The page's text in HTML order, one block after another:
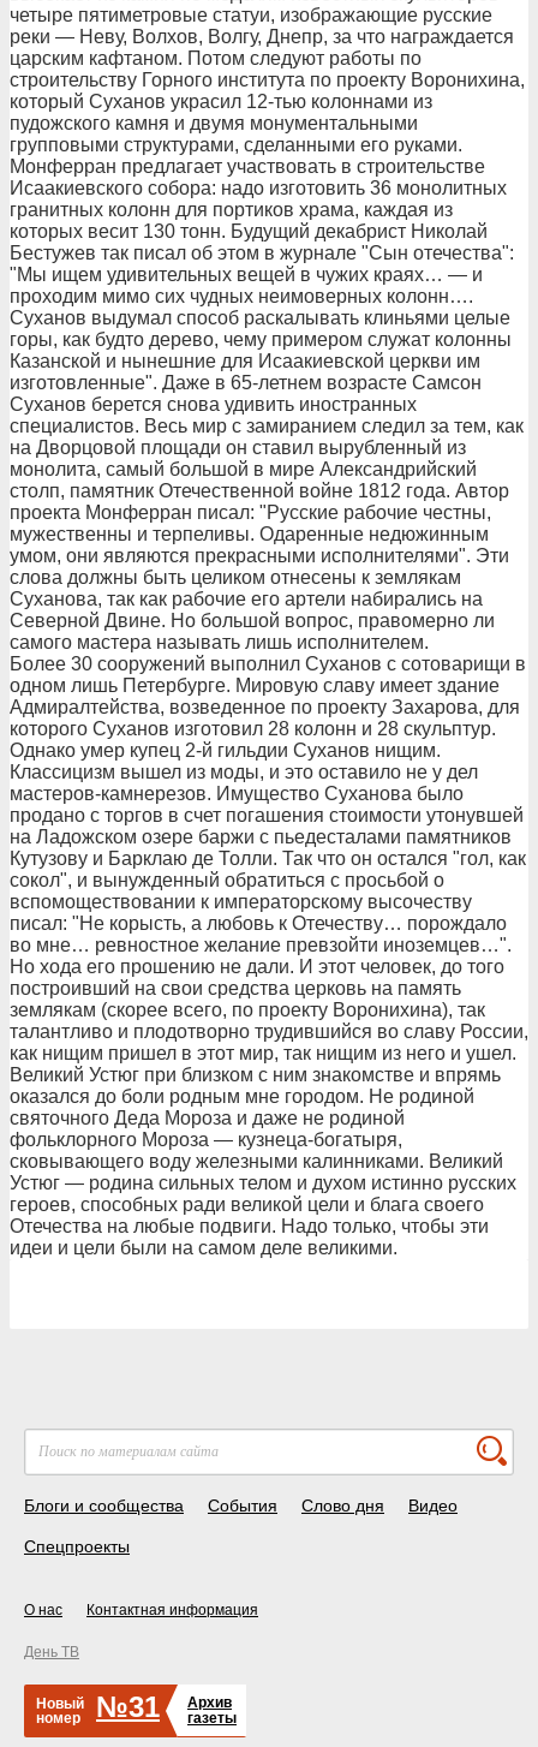
четыре пятиметровые статуи, изображающие русские
реки — Неву, Волхов, Волгу, Днепр, за что награждается
царским кафтаном. Потом следуют работы по
строительству Горного института по проекту Воронихина,
который Суханов украсил 12-тью колоннами из
пудожского камня и двумя монументальными
групповыми структурами, сделанными его руками.
Монферран предлагает участвовать в строительстве
Исаакиевского собора: надо изготовить 36 монолитных
гранитных колонн для портиков храма, каждая из
которых весит 130 тонн. Будущий декабрист Николай
Бестужев так писал об этом в журнале "Сын отечества":
"Мы ищем удивительных вещей в чужих краях… — и
проходим мимо сих чудных неимоверных колонн….
Суханов выдумал способ раскалывать клиньями целые
горы, как будто дерево, чему примером служат колонны
Казанской и нынешние для Исаакиевской церкви им
изготовленные". Даже в 65-летнем возрасте Самсон
Суханов берется снова удивить иностранных
специалистов. Весь мир с замиранием следил за тем, как
на Дворцовой площади он ставил вырубленный из
монолита, самый большой в мире Александрийский
столп, памятник Отечественной войне 1812 года. Автор
проекта Монферран писал: "Русские рабочие честны,
мужественны и терпеливы. Одаренные недюжинным
умом, они являются прекрасными исполнителями". Эти
слова должны быть целиком отнесены к землякам
Суханова, так как рабочие его артели набирались на
Северной Двине. Но большой вопрос, правомерно ли
самого мастера называть лишь исполнителем.
Более 30 сооружений выполнил Суханов с сотоварищи в
одном лишь Петербурге. Мировую славу имеет здание
Адмиралтейства, возведенное по проекту Захарова, для
которого Суханов изготовил 28 колонн и 28 скульптур.
Однако умер купец 2-й гильдии Суханов нищим.
Классицизм вышел из моды, и это оставило не у дел
мастеров-камнерезов. Имущество Суханова было
продано с торгов в счет погашения стоимости утонувшей
на Ладожском озере баржи с пьедесталами памятников
Кутузову и Барклаю де Толли. Так что он остался "гол, как
сокол", и вынужденный обратиться с просьбой о
вспомоществовании к императорскому высочеству
писал: "Не корысть, а любовь к Отечеству… порождало
во мне… ревностное желание превзойти иноземцев…".
Но хода его прошению не дали. И этот человек, до того
построивший на свои средства церковь на память
землякам (скорее всего, по проекту Воронихина), так
талантливо и плодотворно трудившийся во славу России,
как нищим пришел в этот мир, так нищим из него и ушел.
Великий Устюг при близком с ним знакомстве и впрямь
оказался до боли родным мне городом. Не родиной
святочного Деда Мороза и даже не родиной
фольклорного Мороза — кузнеца-богатыря,
сковывающего воду железными калинниками. Великий
Устюг — родина сильных телом и духом истинно русских
героев, способных ради великой цели и блага своего
Отечества на любые подвиги. Надо только, чтобы эти
идеи и цели были на самом деле великими.
Блоги и сообщества События Слово дня Видео
Спецпроекты
О нас Контактная информация
День ТВ
Новый
номер
№31
Архив
газеты